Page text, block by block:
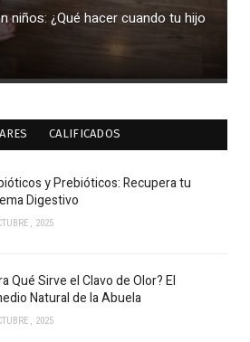
niños: ¿Qué hacer cuando tu hijo
CALIFICADOS
y Prebióticos: Recupera tu
Digestivo
2025
Qué Sirve el Clavo de Olor? El
Natural de la Abuela
2025